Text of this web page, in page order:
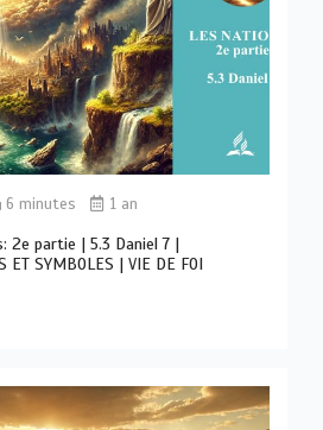
6 minutes 1 an
2e partie | 5.3 Daniel 7 |
ET SYMBOLES | VIE DE FOI